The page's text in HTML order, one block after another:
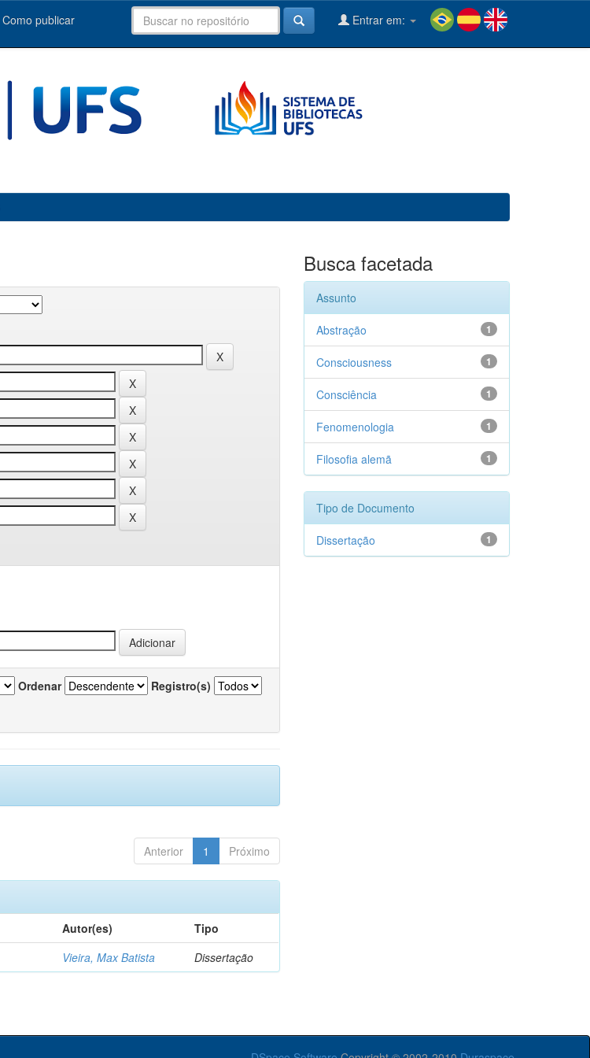
Como publicar Entrar em:
Ordenar Registro(s)
Anterior 1 Próximo
Autor(es)
Tipo
Vieira, Max Batista Dissertação
Busca facetada
Assunto
1
Abstração
1
Consciousness
1
Consciência
1
Fenomenologia
1
Filosofia alemã
Tipo de Documento
1
Dissertação